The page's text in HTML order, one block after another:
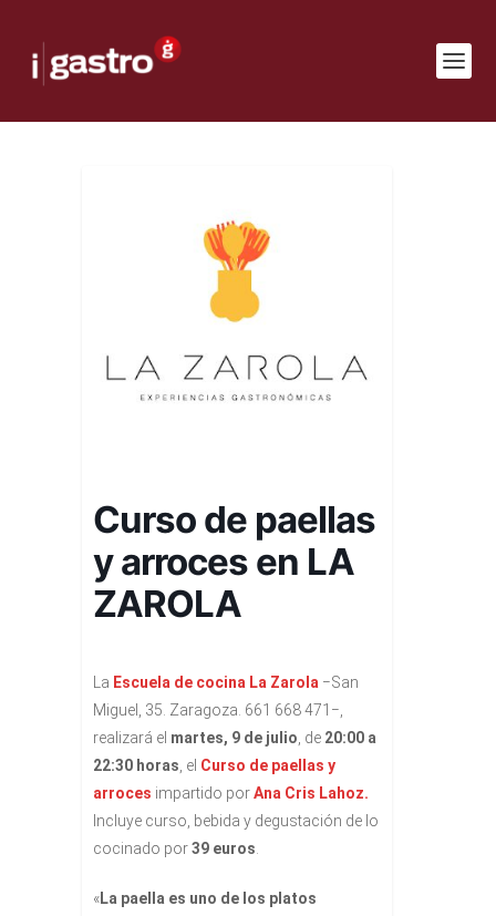
Curso de paellas
y arroces en LA
ZAROLA
La Escuela de cocina La Zarola −San
Miguel, 35. Zaragoza. 661 668 471−,
realizará el martes, 9 de julio , de 20:00 a
22:30 horas , el Curso de paellas y
arroces impartido porAna Cris Lahoz.
Incluye curso, bebida y degustación de lo
cocinado por39 euros
«La paella es uno de los platos